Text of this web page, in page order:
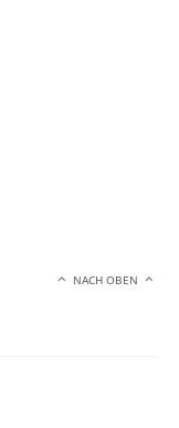
NACH OBEN